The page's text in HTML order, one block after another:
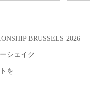
BRUSSELS 2026
シェイク
を